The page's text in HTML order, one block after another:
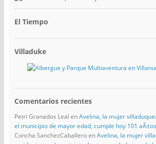
El Tiempo
Villaduke
Comentarios recientes
Petri Granados Leal enAvelina, la mujer
el municipio de mayor edad, cumple hoy 101 aÃ±os
Concha SanchezCaballeroenAvelina, la mujer